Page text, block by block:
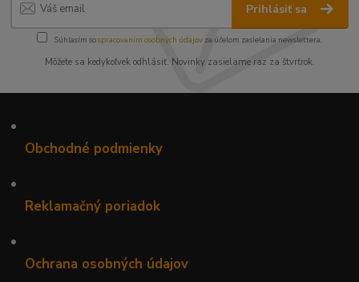
Prihlásiť sa
Súhlasím sospracovaním osobných údajov za účelom zasielania newslettera.
Môžete sa kedykoľvek odhlásiť. Novinky zasielame raz za štvrťrok.
•
Obchodné podmienky
•
Reklamačný poriadok
•
Ochrana osobných údajov